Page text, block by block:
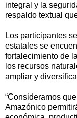
integral y la
respaldo textual
Los participantes
estatales se
fortalecimiento de
los recursos
ampliar y
“Consideramos
Amazónico